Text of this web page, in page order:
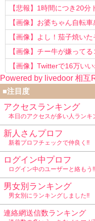
う知らない！」
【悲報】1時間につき20
以上転職を重ねてしまう
【画像】お婆ちゃん自転
www
【画像】よし！茄子焼い
【画像】チー牛が嫌って
確定ｗｗ
【画像】Twitterで16万い
リで草www
Powered by livedoor 相互
■注目度
アクセスランキング
本日のアクセスが多い人ランキ
新人さんプロフ
新着プロフチェックで仲良く!!
ログイン中プロフ
ログイン中のユーザーと絡もう!!
男女別ランキング
男女別にランキングしました!!
連絡網送信数ランキング